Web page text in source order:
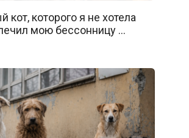
кот, которого я не хотела
мою бессонницу …